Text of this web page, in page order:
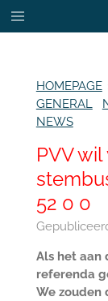
Ga
direct
hoofdinhoud
HOMEPAGE
GENERAL
NEWS
PVV
52 0 0
Als het aan
referenda
We zouden